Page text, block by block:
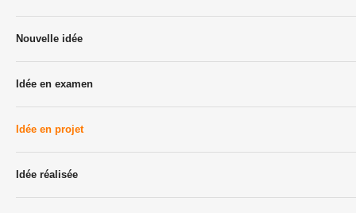
Nouvelle idée
Idée en examen
Idée en projet
Idée réalisée